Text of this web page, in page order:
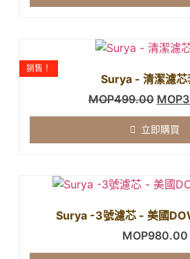
Surya - 清潔濾芯
銷售！
MOP499.00 MOP
立即購買
Surya -3號濾芯 - 美國
MOP980.00